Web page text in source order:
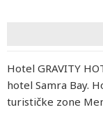
Hotel GRAVITY
hotel Samra Bay.
turističke zone